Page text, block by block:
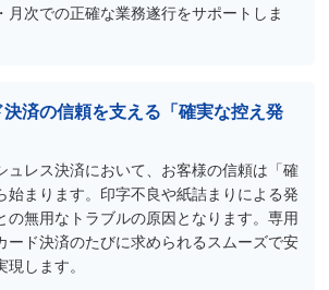
月次での正確な業務遂行をサポートしま
決済の信頼を支える「確実な控え発
ュレス決済において、お客様の信頼は「確
始まります。印字不良や紙詰まりによる発
の無用なトラブルの原因となります。専用
ード決済のたびに求められるスムーズで安
します。